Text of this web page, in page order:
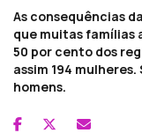
As consequências
que muitas famílias
50 por cento dos
assim 194
homens.